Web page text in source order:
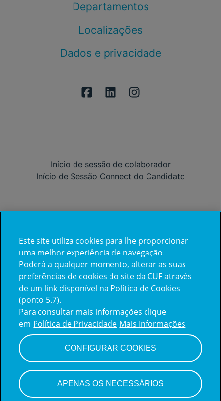
Departamentos
Localizações
Dados e privacidade
Início de sessão de colaborador
Início de Sessão Connect do Candidato
Já trabalha na CUF?
Vamos encontrar juntos o seu
próximo colega de equipe.
Iniciar sessão
Este site utiliza cookies para lhe proporcionar
uma melhor experiência de navegação.
Poderá a qualquer momento, alterar as suas
preferências de cookies do site da CUF através
de um link disponível na Política de Cookies
(ponto 5.7).
Para consultar mais informações clique
em Política de Privacidade Mais Informações
CONFIGURAR COOKIES
APENAS OS NECESSÁRIOS